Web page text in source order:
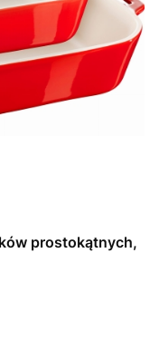
prostokątnych,